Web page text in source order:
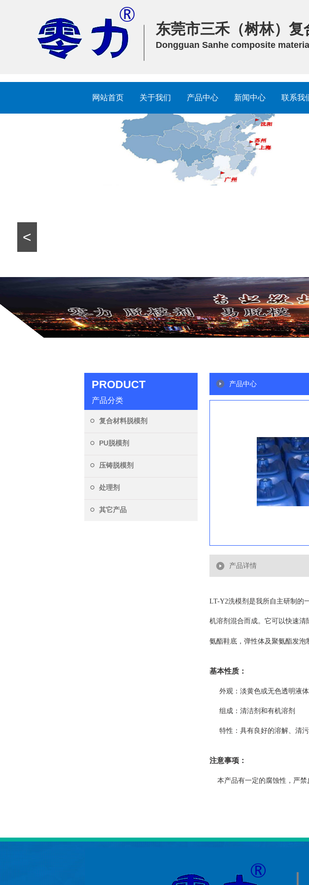
东莞市三禾（树林）复
Dongguan Sanhe composite
网站首页 关于我们 产品中心 新闻中心 联系我
<
PRODUCT
产品分类
复合材料脱模剂
PU脱模剂
压铸脱模剂
处理剂
其它产品
产品中心
产品详情
LT-Y2洗模剂是我所自主研制的
机溶剂混合而成。它可以快速
氨酯鞋底，弹性体及聚氨酯发泡
基本性质：
外观：淡黄色或无色透明液体
组成：清洁剂和有机溶剂
特性：具有良好的溶解、清污
注意事项：
本产品有一定的腐蚀性，严禁